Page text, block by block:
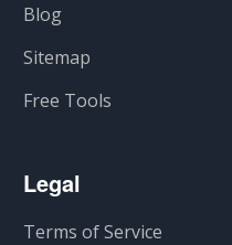
Blog
Sitemap
Free Tools
Legal
Terms of Service